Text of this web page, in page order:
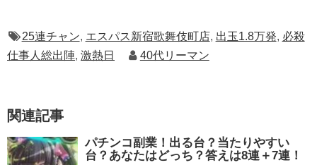
25連チャン, エスパス新宿歌舞伎町店, 出玉1.8万発, 必殺
仕事人総出陣, 激熱日 40代リーマン
関連記事
パチンコ副業！出る台？当たりやすい
台？あなたはどっち？答えは8連＋7連！